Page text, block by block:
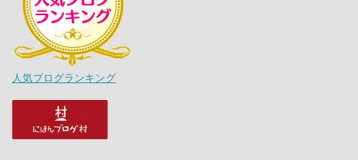
人気ブログランキング